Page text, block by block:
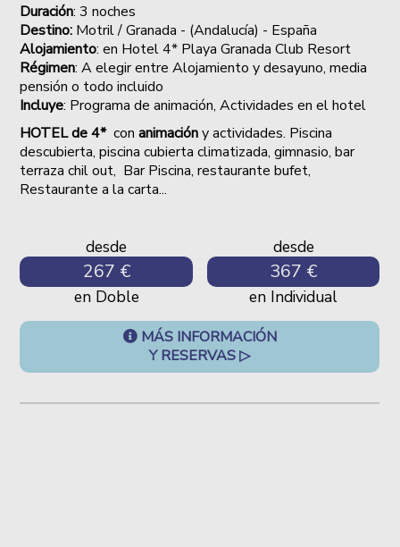
Duración: 3 noches
Destino: Motril / Granada - (Andalucía) - España
Alojamiento: en Hotel 4* Playa Granada Club Resort
Régimen: A elegir entre Alojamiento y desayuno, media
pensión o todo incluido
Incluye: Programa de animación, Actividades en el hotel
HOTEL de 4*conanimacióny actividades. Piscina
descubierta, piscina cubierta climatizada, gimnasio, bar
terraza chil out, Bar Piscina, restaurante bufet,
Restaurante a la carta...
desde
267 €
en Doble
desde
367 €
en Individual
MÁS INFORMACIÓN
Y RESERVAS ▷